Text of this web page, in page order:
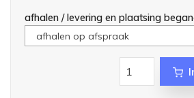
afhalen / levering en plaatsing